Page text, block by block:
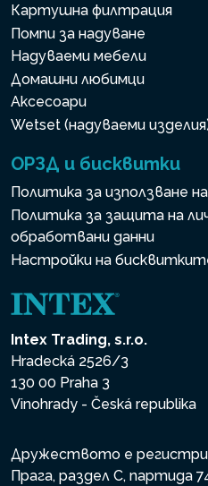
Картушна филтрация
Помпи за надуване
Надуваеми мебели
Домашни любимци
Аксесоари
Wetset (надуваеми
ОРЗД и бисквитки
Политика за използване
Политика за защита на
обработвани данни
Настройки на
Intex Trading, s.r.o.
Hradecká 2526/3
130 00 Praha 3
Vinohrady - Česká republika
Дружеството е
Прага, раздел С, партида